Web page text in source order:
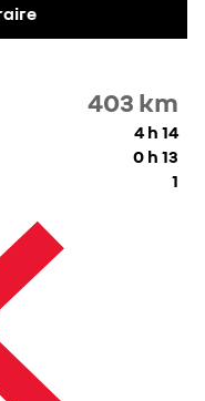
403 km
4 h 14
0 h 13
1